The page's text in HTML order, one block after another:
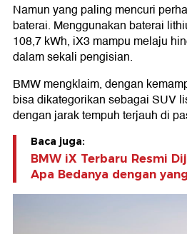
Namun yang paling mencuri
baterai. Menggunakan baterai
108,7 kWh, iX3 mampu melaju
dalam sekali pengisian.
BMW mengklaim, dengan
bisa dikategorikan sebagai SUV
dengan jarak tempuh terjauh di
Baca juga:
BMW iX Terbaru Resmi
Apa Bedanya dengan